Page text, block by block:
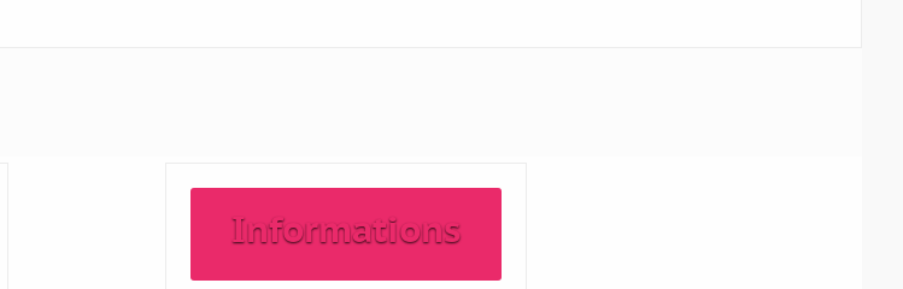
Informations